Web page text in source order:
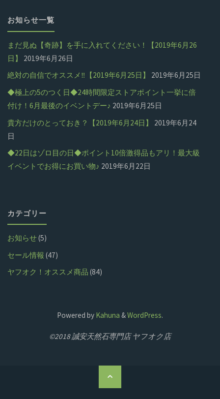
お知らせ一覧
まだ見ぬ【奇跡】を手に入れてください！【2019年6月26
日】
2019年6月26日
絶対の自信でオススメ‼【2019年6月25日】
2019年6月25日
◆極上の5のつく日◆24時間限定ストアポイント一挙に倍
付け！6月最後のイベントデー♪ 2019年6月25日
貴方だけのとっておき？【2019年6月24日】
2019年6月24
日
◆22日はゾロ目の日◆ポイント10倍激得品もアリ！最大級
イベントでお得にお買い物♪ 2019年6月22日
カテゴリー
お知らせ(5)
セール情報 (47)
ヤフオク！オススメ商品 (84)
Powered by Kahuna &WordPress.
©2018 誠安天然石専門店 ヤフオク店
ト
ッ